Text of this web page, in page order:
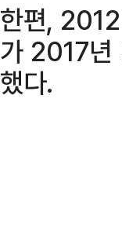
한편,
가 2017년
했다.